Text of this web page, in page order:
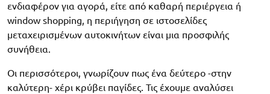
ενδιαφέρον για αγορά, είτε από καθαρή περιέργεια ή
window shopping, η περιήγηση σε ιστοσελίδες
μεταχειρισμένων αυτοκινήτων είναι μια προσφιλής
συνήθεια.
Οι περισσότεροι, γνωρίζουν πως ένα δεύτερο -στην
καλύτερη- χέρι κρύβει παγίδες. Τις έχουμε αναλύσει